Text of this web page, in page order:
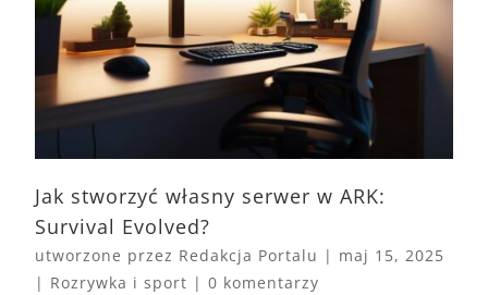
Jak stworzyć własny serwer w ARK:
Survival Evolved?
utworzone przez Redakcja Portalu | maj 15, 2025
| Rozrywka i sport |0 komentarzy